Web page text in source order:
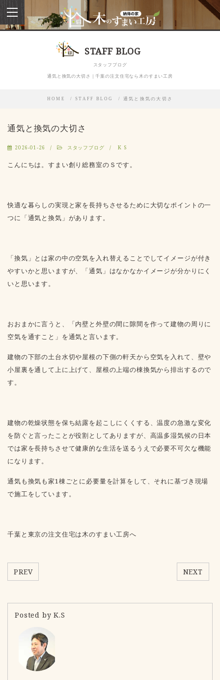
toggle
navigation
STAFF BLOG
スタッフブログ
通気と換気の大切さ｜千葉の注文住宅なら木のすまい工房
HOME STAFF BLOG 通気と換気の大切さ
通気と換気の大切さ
2026-01-26 スタッフブログ K S
こんにちは。すまい創り総務室のＳです。
快適な暮らしの実現と家を長持ちさせるために大切なポイントの一
つに「通気と換気」があります。
「換気」とは家の中の空気を入れ替えることでしてイメージが付き
やすいかと思いますが、「通気」はなかなかイメージが分かりにく
いと思います。
おおまかに言うと、「内壁と外壁の間に隙間を作って建物の周りに
空気を通すこと」を通気と言います。
建物の下部の土台水切や屋根の下側の軒天から空気を入れて、壁や
小屋裏を通して上に上げて、屋根の上端の棟換気から排出するので
す。
建物の乾燥状態を保ち結露を起こしにくくする、温度の急激な変化
を防ぐと言ったことが役割としてありますが、高温多湿気候の日本
では家を長持ちさせて健康的な生活を送るうえで必要不可欠な機能
になります。
通気も換気も家1棟ごとに必要量を計算をして、それに基づき現場
で施工をしています。
千葉と東京の注文住宅は木のすまい工房へ
PREV NEXT
Posted by K.S